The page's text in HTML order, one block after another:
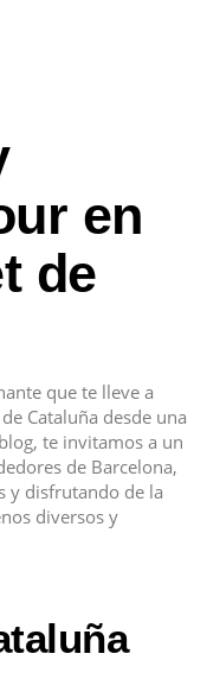
en
de
que te lleve a
Cataluña desde una
te invitamos a un
de Barcelona,
y disfrutando de la
diversos y